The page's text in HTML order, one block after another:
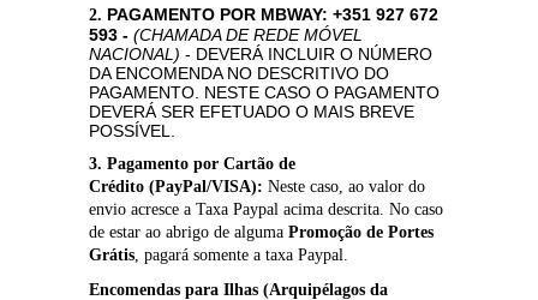
2. PAGAMENTO POR MBWAY: +351 927 672
593 - (CHAMADA DE REDE MÓVEL
NACIONAL) - DEVERÁ INCLUIR O NÚMERO
DA ENCOMENDA NO DESCRITIVO DO
PAGAMENTO. NESTE CASO O PAGAMENTO
DEVERÁ SER EFETUADO O MAIS BREVE
POSSÍVEL.
3. Pagamento por Cartão de
Crédito (PayPal/VISA): Neste caso, ao valor do
envio acresce a Taxa Paypal acima descrita. No caso
de estar ao abrigo de alguma Promoção de Portes
Grátis , pagará somente a taxa Paypal.
Encomendas para Ilhas (Arquipélagos da